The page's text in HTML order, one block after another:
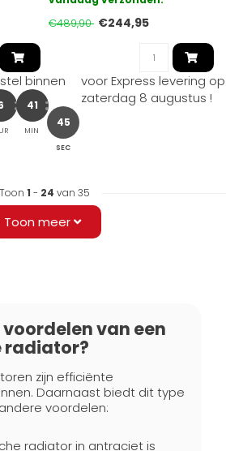
€489,90 €244,95
binnen
41
MIN
43
SEC
voor Express levering op
zaterdag 8 augustus !
Toon 1 - 24 van 35
Toon meer
van een
radiator?
zijn efficiënte
Daarnaast biedt dit type
voordelen:
radiator in antraciet is